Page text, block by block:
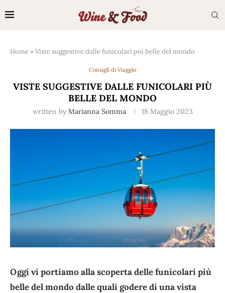
Home »Viste suggestive dalle funicolari più belle del mondo
Consigli di Viaggio
VISTE SUGGESTIVE DALLE FUNICOLARI PIÙ
BELLE DEL MONDO
written by Marianna Somma 18 Maggio 2023
Oggi vi portiamo alla scoperta delle funicolari più
belle del mondo dalle quali godere di una vista